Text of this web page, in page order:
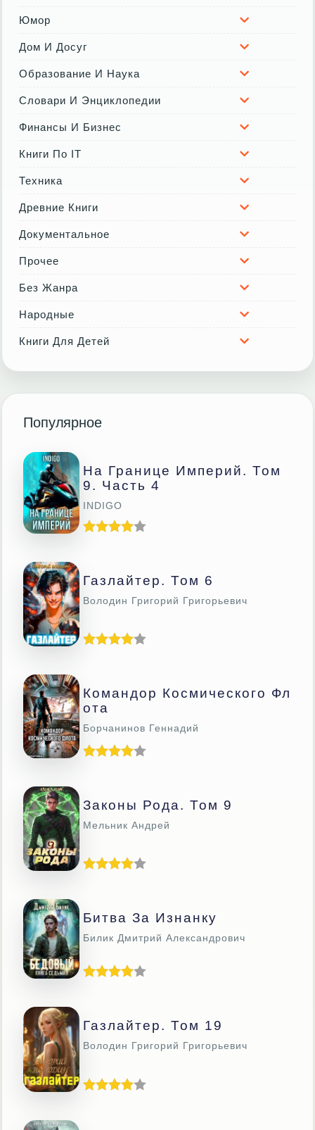
Юмор
Дом И Досуг
Образование И Наука
Словари И Энциклопедии
Финансы И Бизнес
Книги По IT
Техника
Древние Книги
Документальное
Прочее
Без Жанра
Народные
Книги Для Детей
Популярное
На Границе Империй. Том
9. Часть 4
INDIGO
Газлайтер. Том 6
Володин Григорий Григорьевич
Командор Космического Фл
Ота
Борчанинов Геннадий
Законы Рода. Том 9
Мельник Андрей
Битва За Изнанку
Билик Дмитрий Александрович
Газлайтер. Том 19
Володин Григорий Григорьевич